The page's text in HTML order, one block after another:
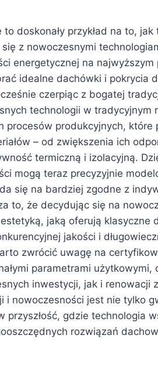
doskonały przykład na to, jak
z nowoczesnymi
energetycznej na najwyższym
idealne dachówki i pokrycia
czerpiąc z bogatej
technologii w tradycyjnym
procesów produkcyjnych, które
– od zwiększenia ich
termiczną i izolacyjną.
mogą teraz precyzyjnie
się na bardziej zgodne z
to, że decydując się na
jaką oferują klasyczne
jakości i
zwrócić uwagę na
parametrami użytkowymi,
inwestycji, jak i renowacji
i nowoczesności jest nie tylko
gdzie technologia
rozwiązań